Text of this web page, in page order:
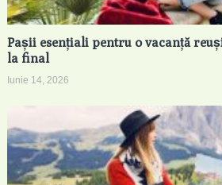
Pașii esențiali pentru o vacanță
la final
Iunie 14, 2026